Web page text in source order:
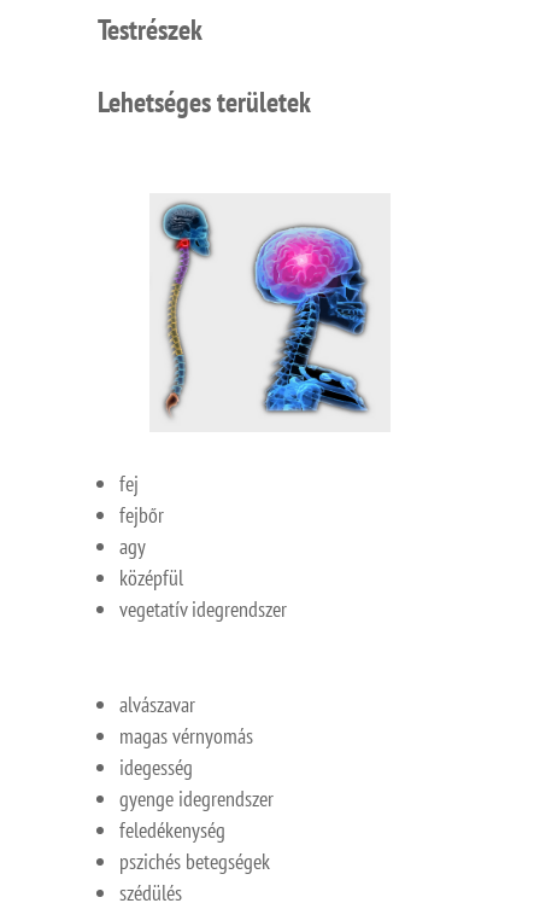
Testrészek
Lehetséges területek
fej
fejbőr
agy
középfül
vegetatív idegrendszer
alvászavar
magas vérnyomás
idegesség
gyenge idegrendszer
feledékenység
pszichés betegségek
szédülés